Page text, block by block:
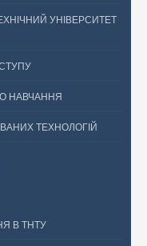
УНІВЕРСИТЕТ
НАВЧАННЯ
ТЕХНОЛОГІЙ
В ТНТУ